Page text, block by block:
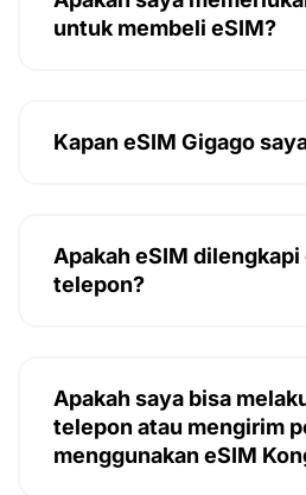
untuk membeli eSIM?
Kapan eSIM Gigago
Apakah eSIM
telepon?
Apakah saya bisa
telepon atau mengirim
menggunakan eSIM